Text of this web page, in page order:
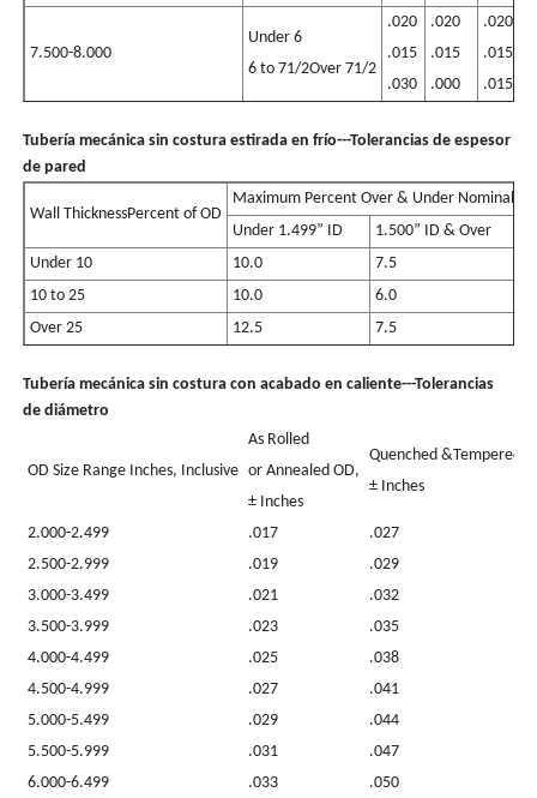
7.500-8.000
Under 6
6 to 71/2Over 71/2
.020
.015
.030
.020
.015
.000
.020
.015
.015
Tubería mecánica sin costura estirada en frío---Tolerancias de espesor
de pared
Wall ThicknessPercent of OD
Maximum Percent Over & Under Nominal
Under 1.499” ID
1.500” ID & Over
Under 10
10.0 7.5
10 to 25
10.0 6.0
Over 25
12.5 7.5
Tubería mecánica sin costura con acabado en caliente---Tolerancias
de diámetro
OD Size Range Inches, Inclusive
As Rolled
or Annealed OD,
± Inches
Quenched
± Inches
2.000-2.499 .017
.027
2.500-2.999
.019
.029
3.000-3.499
.021
.032
3.500-3.999
.023
.035
4.000-4.499
.025
.038
4.500-4.999
.027
.041
5.000-5.499
.029
.044
5.500-5.999
.031
.047
6.000-6.499
.033
.050